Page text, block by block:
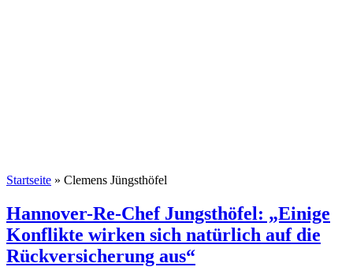
Startseite » Clemens Jüngsthöfel
Hannover-Re-Chef Jungsthöfel: „Einige
Konflikte wirken sich natürlich auf die
Rückversicherung aus“